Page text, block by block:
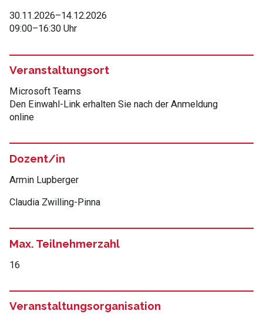
30.11.2026–14.12.2026
09:00–16:30 Uhr
Veranstaltungsort
Microsoft Teams
Den Einwahl-Link erhalten Sie nach der Anmeldung
online
Dozent/in
Armin Lupberger
Claudia Zwilling-Pinna
Max. Teilnehmerzahl
16
Veranstaltungsorganisation